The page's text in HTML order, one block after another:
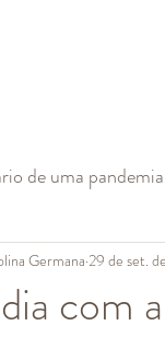
de uma pandemia
com
Germana 29 de set.